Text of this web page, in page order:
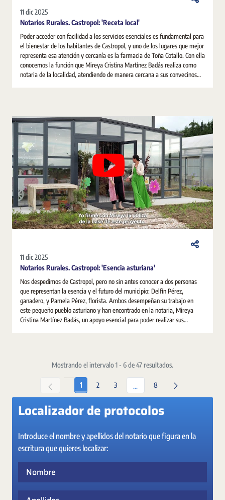
11 dic 2025
Notarios Rurales. Castropol: 'Receta local'
Poder acceder con facilidad a los servicios esenciales es fundamental para
el bienestar de los habitantes de Castropol, y uno de los lugares que mejor
representa esa atención y cercanía es la farmacia de Toña Cotallo. Con ella
conocemos la función que Mireya Cristina Martínez Badás realiza como
notaria de la localidad, atendiendo de manera cercana a sus convecinos
11 dic 2025
Notarios Rurales. Castropol: 'Esencia asturiana'
Nos despedimos de Castropol, pero no sin antes conocer a dos personas
que representan la esencia y el futuro del municipio: Delfín Pérez,
ganadero, y Pamela Pérez, florista. Ambos desempeñan su trabajo en
este pequeño pueblo asturiano y han encontrado en la notaria, Mireya
Cristina Martínez Badás, un apoyo esencial para poder realizar sus
Mostrando el intervalo 1 - 6 de 47 resultados.
Página
1 Página
2 Página
3 ... Páginas intermedias Use
Página
8
Localizador de protocolos
Introduce el nombre y apellidos del notario que figura en la
escritura que quieres localizar:
Apellidos